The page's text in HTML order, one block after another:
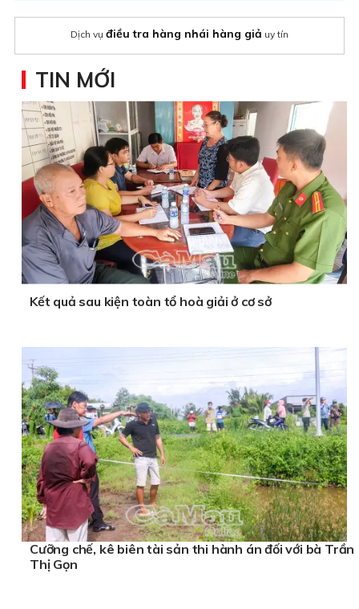
Dịch vụ điều tra hàng nhái hàng giả uy tín
TIN MỚI
Kết quả sau kiện toàn tổ hoà giải ở cơ sở
Cưỡng chế, kê biên tài sản thi hành án đối với bà Trần
Thị Gọn